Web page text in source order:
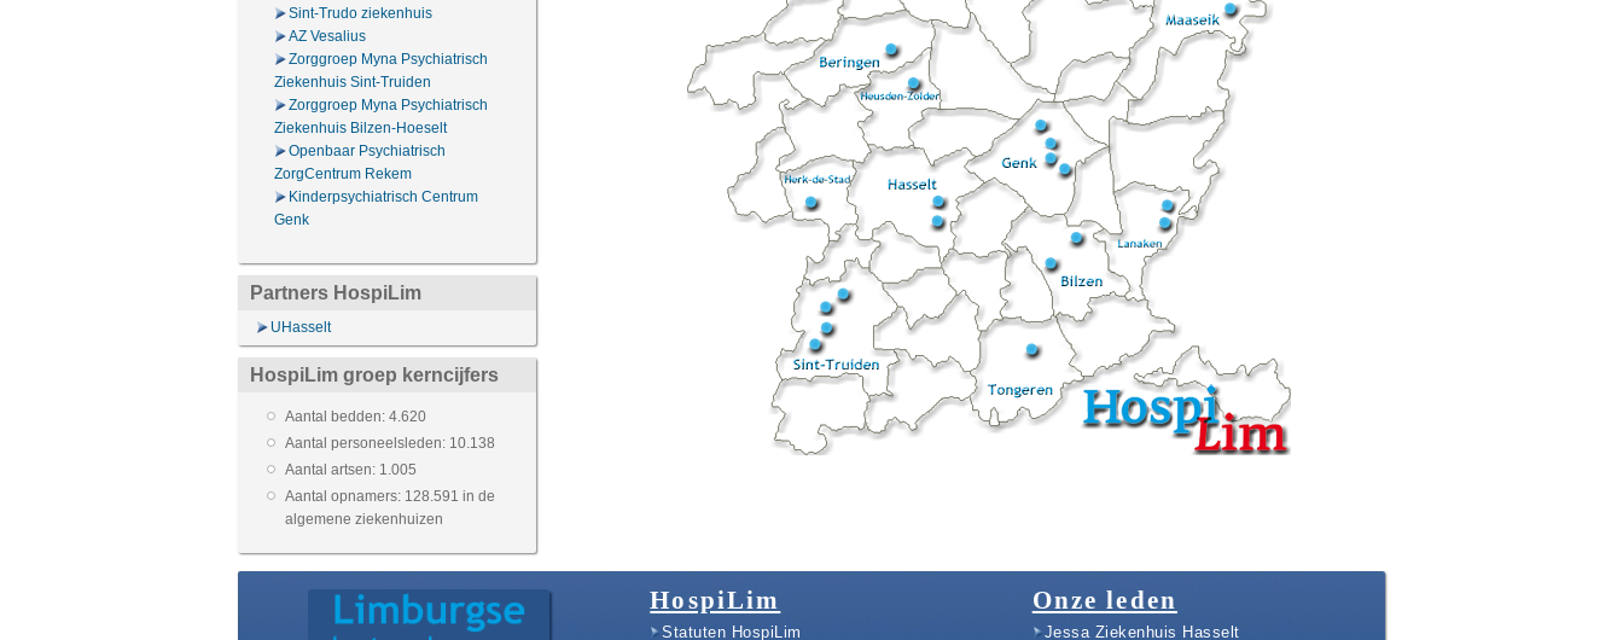
Sint-Trudo ziekenhuis
AZ Vesalius
Zorggroep Myna Psychiatrisch
Ziekenhuis Sint-Truiden
Zorggroep Myna Psychiatrisch
Ziekenhuis Bilzen-Hoeselt
Openbaar Psychiatrisch
ZorgCentrum Rekem
Kinderpsychiatrisch Centrum
Genk
Partners HospiLim
UHasselt
HospiLim groep kerncijfers
Aantal bedden: 4.620
Aantal personeelsleden: 10.138
Aantal artsen: 1.005
Aantal opnamers: 128.591 in de
algemene ziekenhuizen
HospiLim
Statuten HospiLim
Onze leden
Jessa Ziekenhuis Hasselt